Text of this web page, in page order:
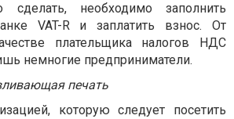
необходимо заполнить
VAT-R и заплатить взнос. От
плательщика налогов НДС
немногие предприниматели.
печать
которую следует посетить